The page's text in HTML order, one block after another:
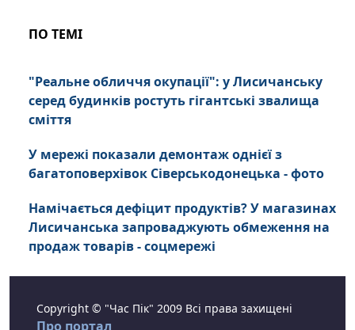
ПО ТЕМІ
"Реальне обличчя окупації": у Лисичанську
серед будинків ростуть гігантські звалища
сміття
У мережі показали демонтаж однієї з
багатоповерхівок Сіверськодонецька - фото
Намічається дефіцит продуктів? У магазинах
Лисичанська запроваджують обмеження на
продаж товарів - соцмережі
Copyright © "Час Пік" 2009 Всі права захищені
Про портал